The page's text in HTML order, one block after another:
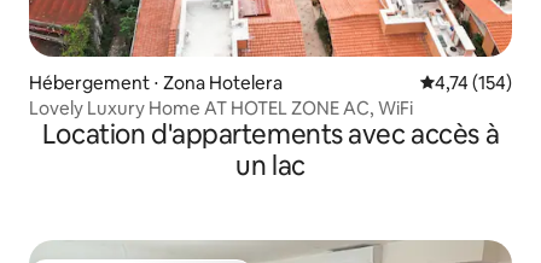
Hébergement ⋅ Zona Hotelera Évaluation
4,74 (154)
Lovely Luxury Home AT HOTEL ZONE AC, WiFi
Location d'appartements avec accès à
un lac